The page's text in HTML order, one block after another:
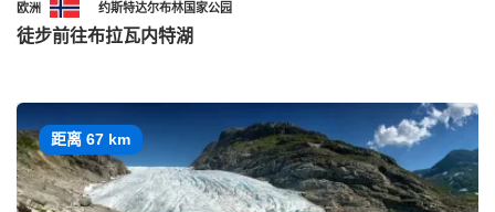
欧洲 约斯特达尔布林国家公园
徒步前往布拉瓦内特湖
距离 67 km